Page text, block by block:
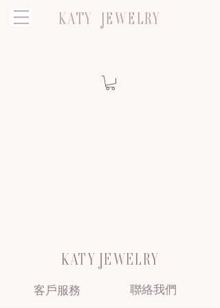
KATY JEWELRY
KATY JEWELRY
客戶服務 聯絡我們